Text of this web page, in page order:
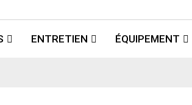
ENTRETIEN ÉQUIPEMENT